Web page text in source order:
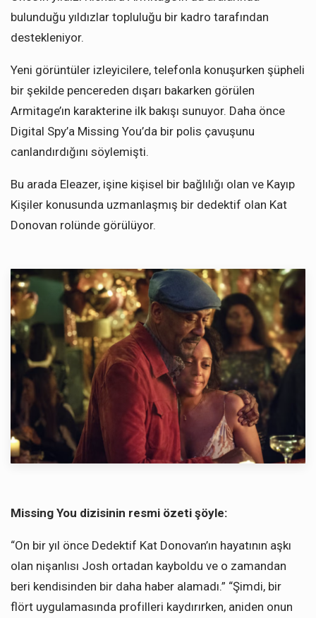
bulunduğu yıldızlar topluluğu bir kadro tarafından
destekleniyor.
Yeni görüntüler izleyicilere, telefonla konuşurken şüpheli
bir şekilde pencereden dışarı bakarken görülen
Armitage’ın karakterine ilk bakışı sunuyor. Daha önce
Digital Spy’a Missing You’da bir polis çavuşunu
canlandırdığını söylemişti.
Bu arada Eleazer, işine kişisel bir bağlılığı olan ve Kayıp
Kişiler konusunda uzmanlaşmış bir dedektif olan Kat
Donovan rolünde görülüyor.
Missing You dizisinin resmi özeti şöyle:
“On bir yıl önce Dedektif Kat Donovan’ın hayatının aşkı
olan nişanlısı Josh ortadan kayboldu ve o zamandan
beri kendisinden bir daha haber alamadı.” “Şimdi, bir
flört uygulamasında profilleri kaydırırken, aniden onun